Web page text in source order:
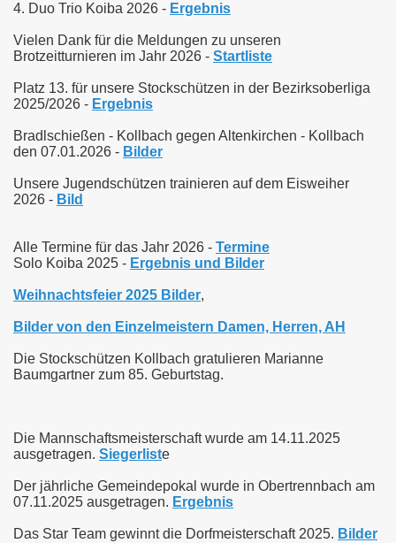
4. Duo Trio Koiba 2026 - Ergebnis
Vielen Dank für die Meldungen zu unseren
Brotzeitturnieren im Jahr 2026 - Startliste
Platz 13. für unsere Stockschützen in der Bezirksoberliga
2025/2026 - Ergebnis
Bradlschießen - Kollbach gegen Altenkirchen - Kollbach
den 07.01.2026 - Bilder
Unsere Jugendschützen trainieren auf dem Eisweiher
2026 - Bild
Alle Termine für das Jahr 2026 - Termine
Solo Koiba 2025 - Ergebnis und Bilder
Weihnachtsfeier 2025 Bilder,
Bilder von den Einzelmeistern Damen, Herren, AH
Die Stockschützen Kollbach gratulieren Marianne
Baumgartner zum 85. Geburtstag.
Die Mannschaftsmeisterschaft wurde am 14.11.2025
ausgetragen. Siegerliste
Der jährliche Gemeindepokal wurde in Obertrennbach am
07.11.2025 ausgetragen. Ergebnis
Das Star Team gewinnt die Dorfmeisterschaft 2025. Bilder